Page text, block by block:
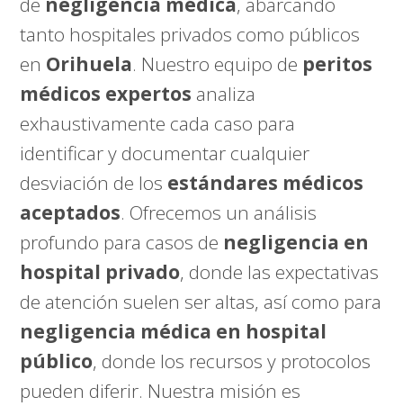
tanto hospitales privados como públicos
en Orihuela. Nuestro equipo de peritos
médicos expertos analiza
exhaustivamente cada caso para
identificar y documentar cualquier
desviación de los estándares médicos
aceptados. Ofrecemos un análisis
profundo para casos de negligencia en
hospital privado, donde las expectativas
de atención suelen ser altas, así como para
negligencia médica en hospital
público, donde los recursos y protocolos
pueden diferir. Nuestra misión es